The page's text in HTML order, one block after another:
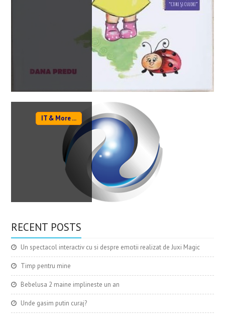
IT & More ...
RECENT POSTS
Un spectacol interactiv cu si despre emotii realizat de Juxi Magic
Timp pentru mine
Bebelusa 2 maine implineste un an
Unde gasim putin curaj?